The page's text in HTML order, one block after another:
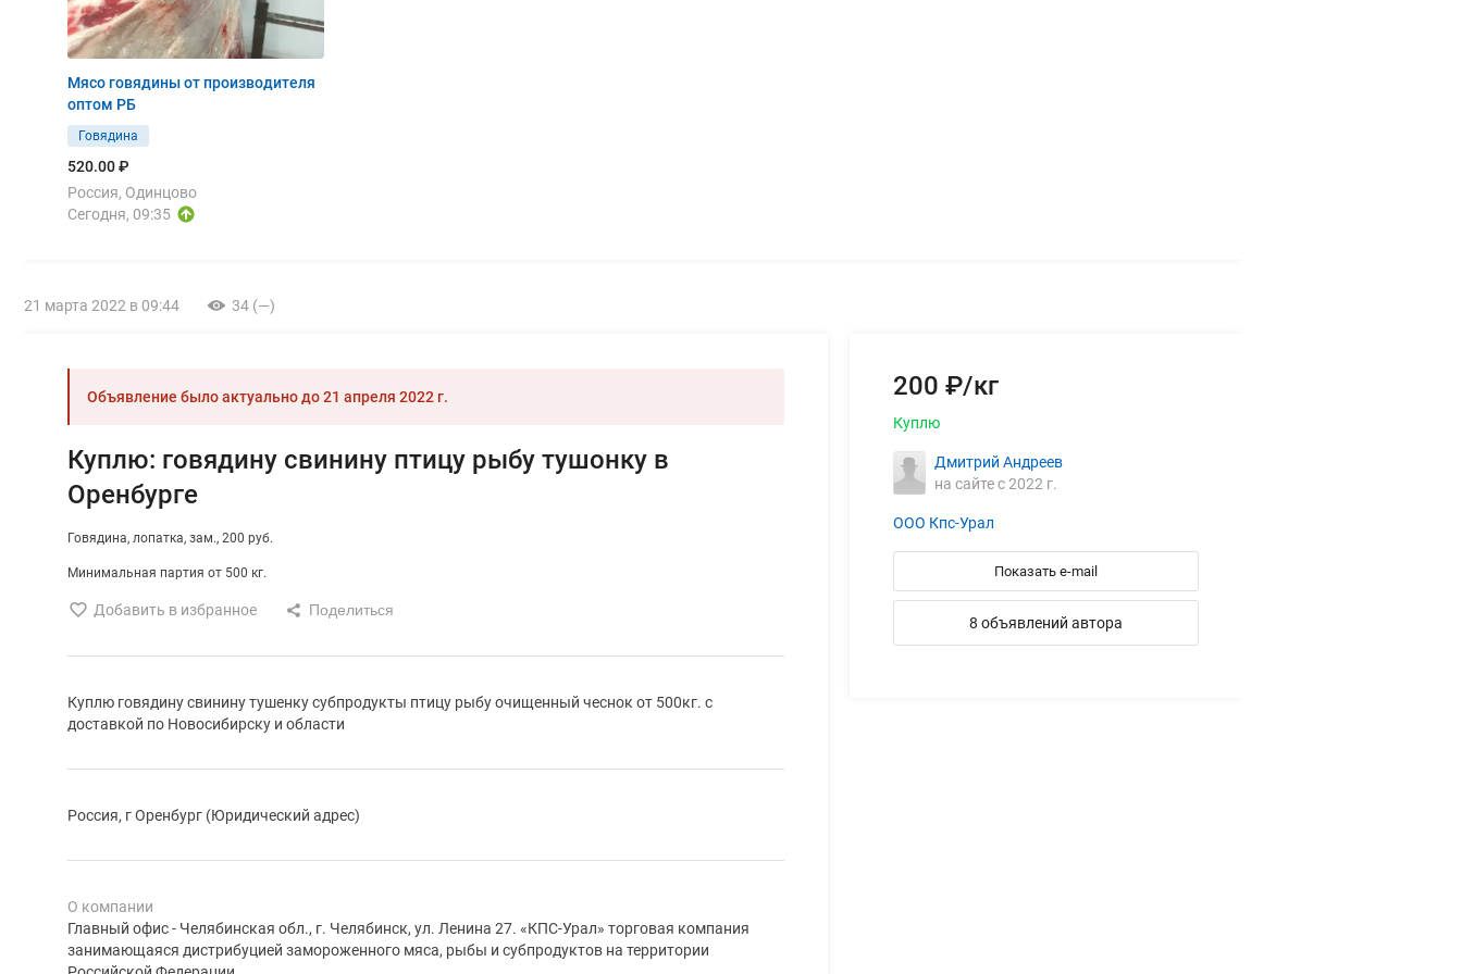
Мясо говядины от производителя
оптом РБ
Говядина
520.00 ₽
Россия, Одинцово
Сегодня, 09:35
21 марта 2022 в 09:44 34 (—)
Объявление было актуально до21 апреля 2022 г.
Куплю: говядину свинину птицу рыбу тушонку в
Оренбурге
Говядина лопатка зам. 200 руб.
Минимальная партия от 500 кг.
Добавить в избранное
Куплю говядину свинину тушенку субпродукты птицу рыбу очищенный чеснок от 500кг. с
доставкой по Новосибирску и области
Россия, г Оренбург (Юридический адрес)
О компании
Главный офис - Челябинская обл., г. Челябинск, ул. Ленина 27. «КПС-Урал» торговая компания
занимающаяся дистрибуцией замороженного мяса, рыбы и субпродуктов на территории
200 ₽/кг
Куплю
Дмитрий Андреев
на сайте с 2022 г.
ООО Кпс-Урал
Показать e-mail
8 объявлений автора